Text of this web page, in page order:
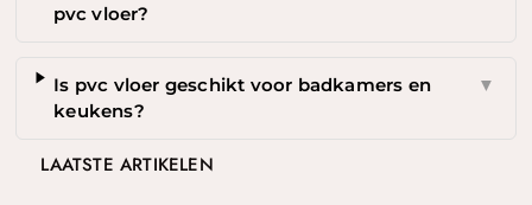
pvc vloer?
Is pvc vloer geschikt voor badkamers en
keukens?
▼
LAATSTE ARTIKELEN